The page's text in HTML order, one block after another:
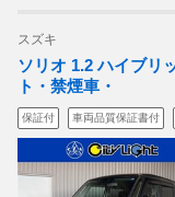
スズキ
ソリオ 1.2 ハイブリ
ト・禁煙車・
保証付 車両品質保証書付